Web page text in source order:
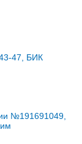
47, БИК
№191691049,